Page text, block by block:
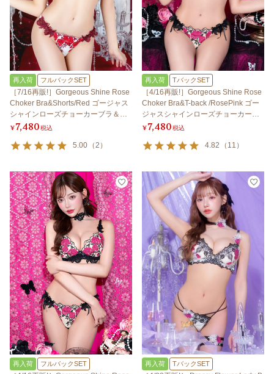
再入荷 フルバックSET
［7/16再販!］Gorgeous Shine Rose
Choker Bra&Shorts/Red ゴージャス
シャインローズチョーカーブラ＆シ
ョーツ/レッド
¥7,480税込
5.00 （2 ）
再入荷 TバックSET
［4/16再販!］Gorgeous Shine Rose
Choker Bra&T-back /RosePink ゴー
ジャスシャインローズチョーカーブ
ラ＆Tバック / ローズピンク
¥7,480税込
4.82 （ 11 ）
再入荷 フルバックSET 再入荷 TバックSET